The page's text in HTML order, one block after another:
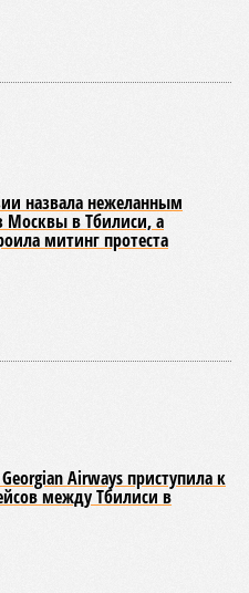
назвала нежеланным
Москвы в Тбилиси, а
митинг протеста
Airways приступила к
между Тбилиси в